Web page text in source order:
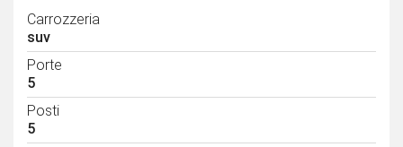
Carrozzeria
suv
Porte
5
Posti
5